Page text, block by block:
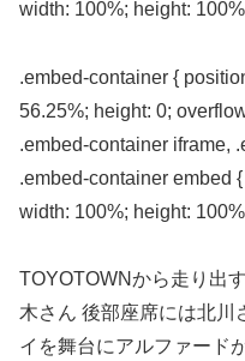
width: 100%; height:
.embed-container {
56.25%; height: 0;
.embed-container iframe,
.embed-container embed
width: 100%; height:
TOYOTOWNから走り出
木さん 後部座席には北川
イを舞台にアルファード